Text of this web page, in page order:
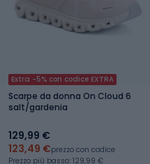
Extra -5% con codice EXTRA
Scarpe da donna On Cloud 6
salt/gardenia
129,99 €
123,49 €prezzo con codice
Prezzo più basso: 129,99 €